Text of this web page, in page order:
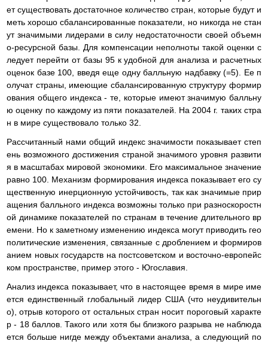
ет существовать достаточное количество стран, которые будут и
меть хорошо сбалансированные показатели, но никогда не стан
ут значимыми лидерами в силу недостаточности своей объемн
о-ресурсной базы. Для компенсации неполноты такой оценки с
ледует перейти от базы 95 к удобной для анализа и расчетных
оценок базе 100, введя еще одну балльную надбавку (=5). Ее п
олучат страны, имеющие сбалансированную структуру формир
ования общего индекса - те, которые имеют значимую балльну
ю оценку по каждому из пяти показателей. На 2004 г. таких стра
н в мире существовало только 32.
Рассчитанный нами общий индекс значимости показывает степ
ень возможного достижения страной значимого уровня развити
я в масштабах мировой экономики. Его максимальное значение
равно 100. Механизм формирования индекса показывает его су
щественную инерционную устойчивость, так как значимые прир
ащения балльного индекса возможны только при разноскоростн
ой динамике показателей по странам в течение длительного вр
емени. Но к заметному изменению индекса могут приводить гео
политические изменения, связанные с дроблением и формиров
анием новых государств на постсоветском и восточно-европейс
ком пространстве, пример этого - Югославия.
Анализ индекса показывает, что в настоящее время в мире име
ется единственный глобальный лидер США (что неудивительн
о), отрыв которого от остальных стран носит пороговый характе
р - 18 баллов. Такого или хотя бы близкого разрыва не наблюда
ется больше нигде между объектами анализа, а следующий по